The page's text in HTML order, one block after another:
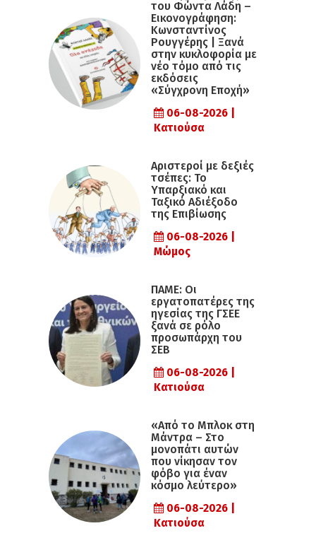
του Φώντα Λάδη –
Εικονογράφηση:
Κωνσταντίνος
Ρουγγέρης | Ξανά
στην κυκλοφορία με
νέο τόμο από τις
εκδόσεις
«Σύγχρονη Εποχή»
06-08-2026 |
Κατιούσα
Αριστεροί με δεξιές
τσέπες: Το
Υπαρξιακό και
Ταξικό Αδιέξοδο
της Επιβίωσης
06-08-2026 |
Μώμος
ΠΑΜΕ: Οι
εργατοπατέρες της
ηγεσίας της ΓΣΕΕ
ξανά σε ρόλο
προσωπάρχη του
ΣΕΒ
06-08-2026 |
Κατιούσα
«Από το Μπλοκ στη
Μάντρα – Στο
μονοπάτι αυτών
που νίκησαν τον
φόβο για έναν
κόσμο λεύτερο»
06-08-2026 |
Κατιούσα